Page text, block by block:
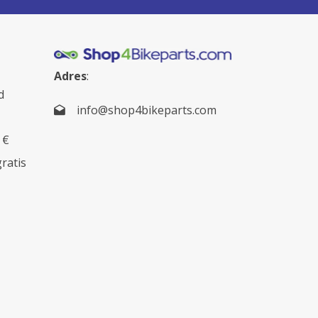
Adres:
info@shop4bikeparts.com